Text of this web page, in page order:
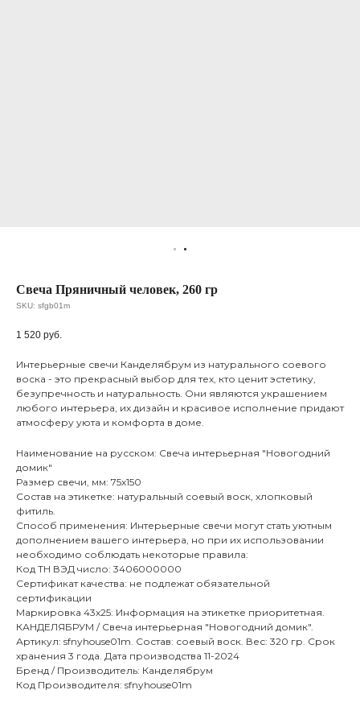
Свеча Пряничный человек, 260 гр
SKU: sfgb01m
1 520 руб.
Интерьерные свечи Канделябрум из натурального соевого
воска - это прекрасный выбор для тех, кто ценит эстетику,
безупречность и натуральность. Они являются украшением
любого интерьера, их дизайн и красивое исполнение придают
атмосферу уюта и комфорта в доме.
Наименование на русском: Свеча интерьерная "Новогодний
домик"
Размер свечи, мм: 75х150
Состав на этикетке: натуральный соевый воск, хлопковый
фитиль.
Способ применения: Интерьерные свечи могут стать уютным
дополнением вашего интерьера, но при их использовании
необходимо соблюдать некоторые правила:
Код ТН ВЭД число: 3406000000
Сертификат качества: не подлежат обязательной
сертификации
Маркировка 43х25: Информация на этикетке приоритетная.
КАНДЕЛЯБРУМ / Свеча интерьерная "Новогодний домик".
Артикул: sfnyhouse01m. Состав: соевый воск. Вес: 320 гр. Срок
хранения 3 года. Дата производства 11-2024
Бренд / Производитель: Канделябрум
Код Производителя: sfnyhouse01m